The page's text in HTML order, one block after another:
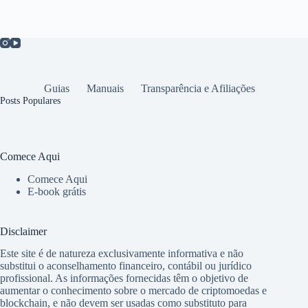
Guias Manuais Transparência e Afiliações
Posts Populares
Comece Aqui
Comece Aqui
E-book grátis
Disclaimer
Este site é de natureza exclusivamente informativa e não
substitui o aconselhamento financeiro, contábil ou jurídico
profissional. As informações fornecidas têm o objetivo de
aumentar o conhecimento sobre o mercado de criptomoedas e
blockchain, e não devem ser usadas como substituto para